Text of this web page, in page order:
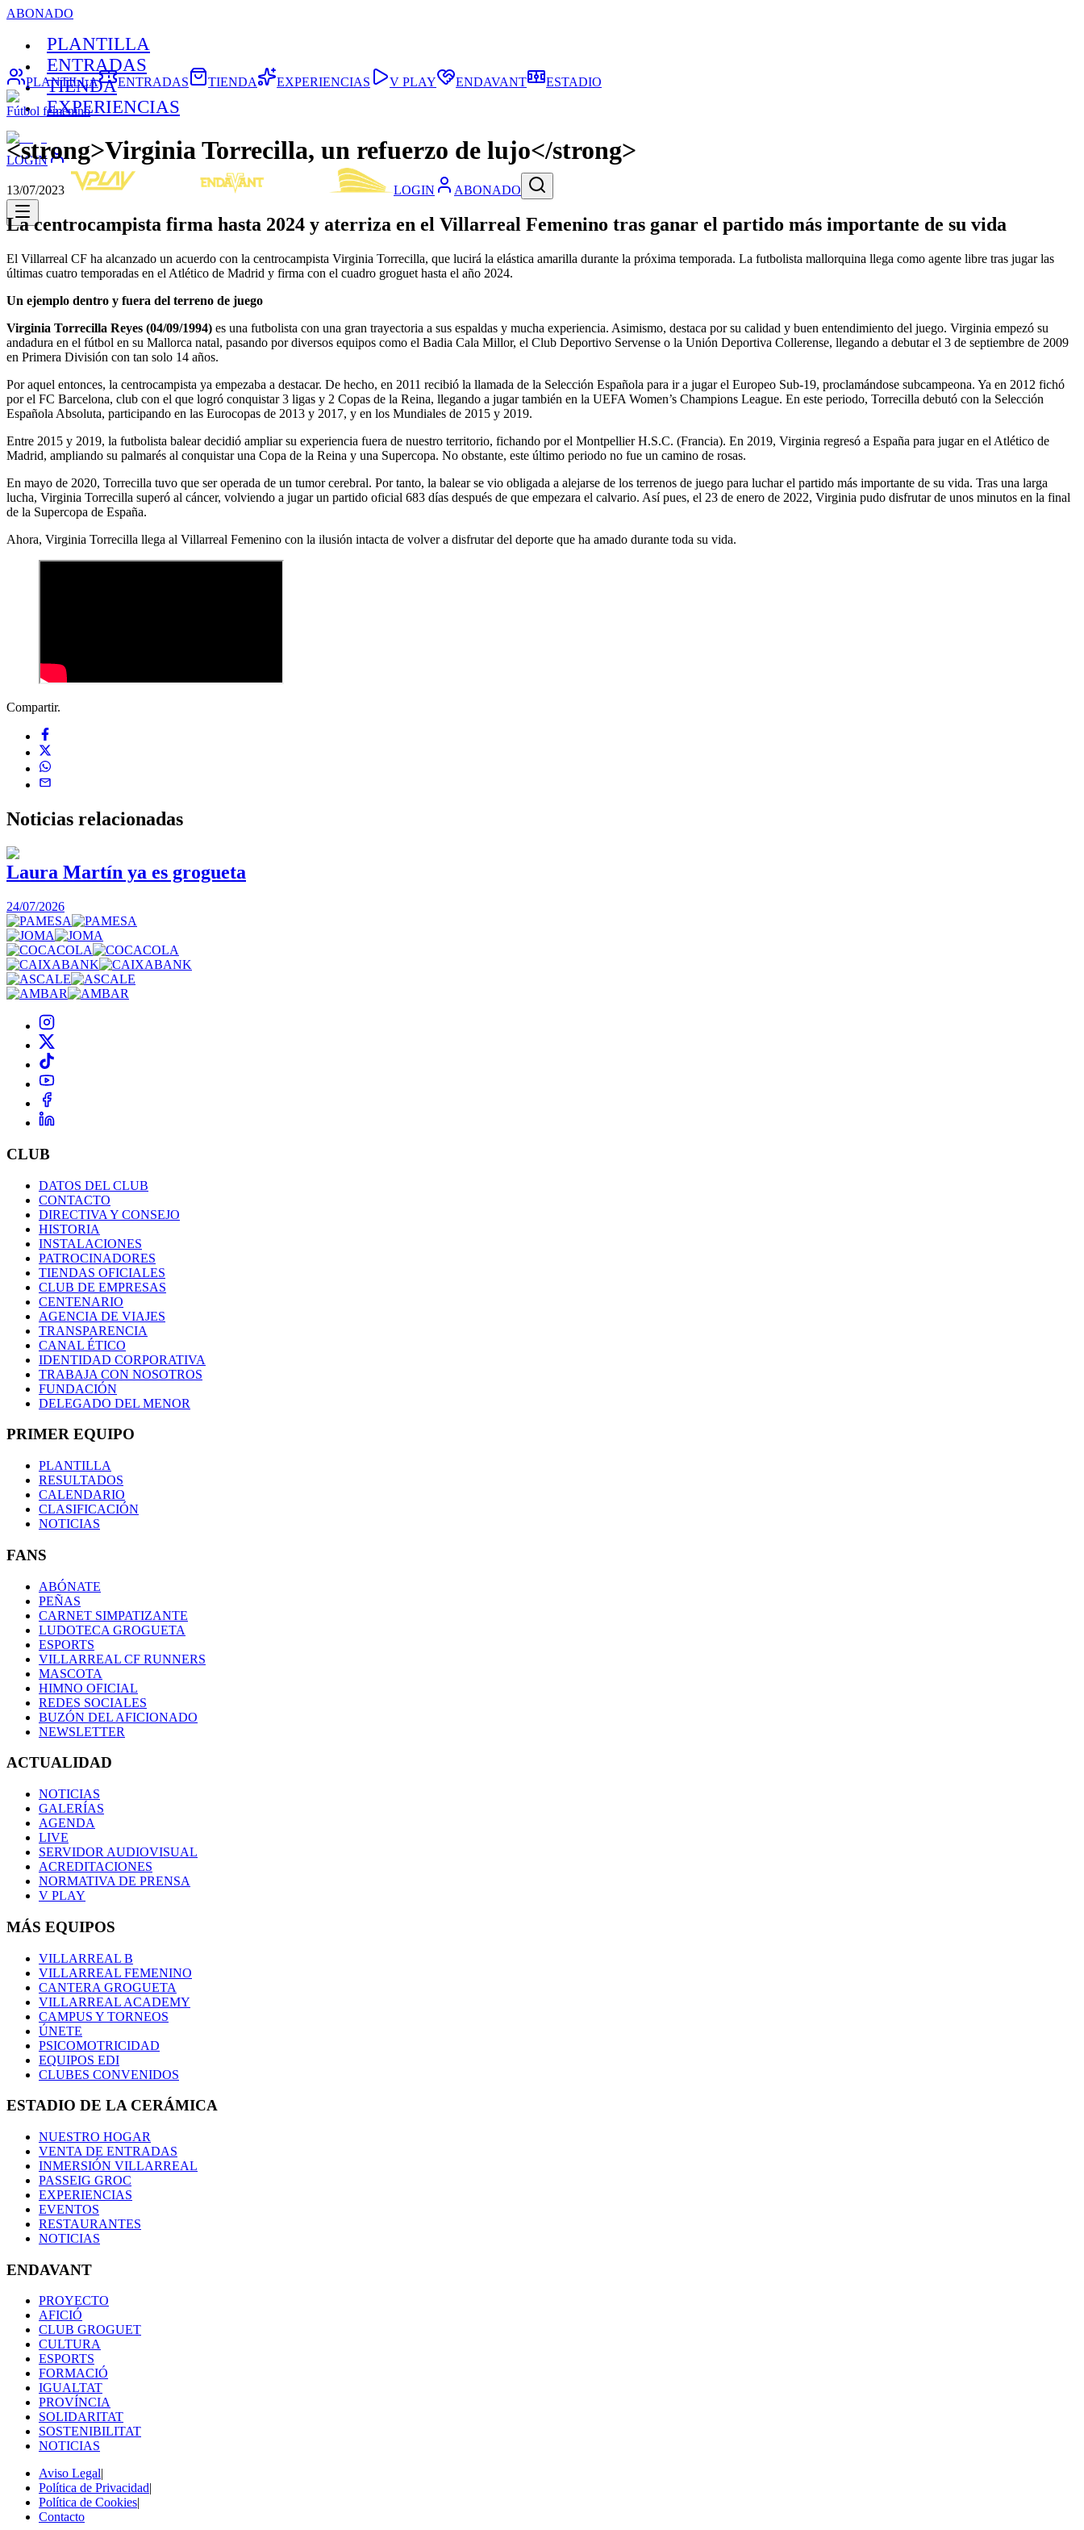
ABONADO
PLANTILLA
ENTRADAS
TIENDA
EXPERIENCIAS
LOGIN
LOGIN ABONADO
PLANTILLA ENTRADAS TIENDA EXPERIENCIAS V PLAY ENDAVANT ESTADIO
Fútbol femenino
<strong>Virginia Torrecilla, un refuerzo de lujo</strong>
13/07/2023
La centrocampista firma hasta 2024 y aterriza en el Villarreal Femenino tras ganar el partido más importante de su vida
El Villarreal CF ha alcanzado un acuerdo con la centrocampista Virginia Torrecilla, que lucirá la elástica amarilla durante la próxima temporada. La futbolista mallorquina llega como agente libre tras jugar las
últimas cuatro temporadas en el Atlético de Madrid y firma con el cuadro groguet hasta el año 2024.
Un ejemplo dentro y fuera del terreno de juego
Virginia Torrecilla Reyes (04/09/1994) es una futbolista con una gran trayectoria a sus espaldas y mucha experiencia. Asimismo, destaca por su calidad y buen entendimiento del juego. Virginia empezó su
andadura en el fútbol en su Mallorca natal, pasando por diversos equipos como el Badia Cala Millor, el Club Deportivo Servense o la Unión Deportiva Collerense, llegando a debutar el 3 de septiembre de 2009
en Primera División con tan solo 14 años.
Por aquel entonces, la centrocampista ya empezaba a destacar. De hecho, en 2011 recibió la llamada de la Selección Española para ir a jugar el Europeo Sub-19, proclamándose subcampeona. Ya en 2012 fichó
por el FC Barcelona, club con el que logró conquistar 3 ligas y 2 Copas de la Reina, llegando a jugar también en la UEFA Women’s Champions League. En este periodo, Torrecilla debutó con la Selección
Española Absoluta, participando en las Eurocopas de 2013 y 2017, y en los Mundiales de 2015 y 2019.
Entre 2015 y 2019, la futbolista balear decidió ampliar su experiencia fuera de nuestro territorio, fichando por el Montpellier H.S.C. (Francia). En 2019, Virginia regresó a España para jugar en el Atlético de
Madrid, ampliando su palmarés al conquistar una Copa de la Reina y una Supercopa. No obstante, este último periodo no fue un camino de rosas.
En mayo de 2020, Torrecilla tuvo que ser operada de un tumor cerebral. Por tanto, la balear se vio obligada a alejarse de los terrenos de juego para luchar el partido más importante de su vida. Tras una larga
lucha, Virginia Torrecilla superó al cáncer, volviendo a jugar un partido oficial 683 días después de que empezara el calvario. Así pues, el 23 de enero de 2022, Virginia pudo disfrutar de unos minutos en la final
de la Supercopa de España.
Ahora, Virginia Torrecilla llega al Villarreal Femenino con la ilusión intacta de volver a disfrutar del deporte que ha amado durante toda su vida.
Compartir.
Noticias relacionadas
Laura Martín ya es grogueta
24/07/2026
CLUB
DATOS DEL CLUB
CONTACTO
DIRECTIVA Y CONSEJO
HISTORIA
INSTALACIONES
PATROCINADORES
TIENDAS OFICIALES
CLUB DE EMPRESAS
CENTENARIO
AGENCIA DE VIAJES
TRANSPARENCIA
CANAL ÉTICO
IDENTIDAD CORPORATIVA
TRABAJA CON NOSOTROS
FUNDACIÓN
DELEGADO DEL MENOR
PRIMER EQUIPO
PLANTILLA
RESULTADOS
CALENDARIO
CLASIFICACIÓN
NOTICIAS
FANS
ABÓNATE
PEÑAS
CARNET SIMPATIZANTE
LUDOTECA GROGUETA
ESPORTS
VILLARREAL CF RUNNERS
MASCOTA
HIMNO OFICIAL
REDES SOCIALES
BUZÓN DEL AFICIONADO
NEWSLETTER
ACTUALIDAD
NOTICIAS
GALERÍAS
AGENDA
LIVE
SERVIDOR AUDIOVISUAL
ACREDITACIONES
NORMATIVA DE PRENSA
V PLAY
MÁS EQUIPOS
VILLARREAL B
VILLARREAL FEMENINO
CANTERA GROGUETA
VILLARREAL ACADEMY
CAMPUS Y TORNEOS
ÚNETE
PSICOMOTRICIDAD
EQUIPOS EDI
CLUBES CONVENIDOS
ESTADIO DE LA CERÁMICA
NUESTRO HOGAR
VENTA DE ENTRADAS
INMERSIÓN VILLARREAL
PASSEIG GROC
EXPERIENCIAS
EVENTOS
RESTAURANTES
NOTICIAS
ENDAVANT
PROYECTO
AFICIÓ
CLUB GROGUET
CULTURA
ESPORTS
FORMACIÓ
IGUALTAT
PROVÍNCIA
SOLIDARITAT
SOSTENIBILITAT
NOTICIAS
Aviso Legal|
Política de Privacidad|
Política de Cookies|
Contacto